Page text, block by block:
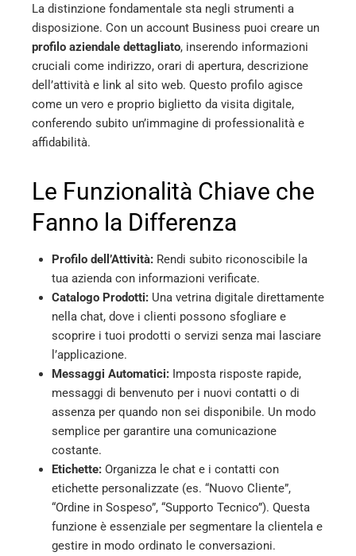
La distinzione fondamentale sta negli strumenti a
disposizione. Con un account Business puoi creare un
profilo aziendale dettagliato, inserendo informazioni
cruciali come indirizzo, orari di apertura, descrizione
dell’attività e link al sito web. Questo profilo agisce
come un vero e proprio biglietto da visita digitale,
conferendo subito un’immagine di professionalità e
affidabilità.
Le Funzionalità Chiave che
Fanno la Differenza
Profilo dell’Attività: Rendi subito riconoscibile la
tua azienda con informazioni verificate.
Catalogo Prodotti: Una vetrina digitale direttamente
nella chat, dove i clienti possono sfogliare e
scoprire i tuoi prodotti o servizi senza mai lasciare
l’applicazione.
Messaggi Automatici: Imposta risposte rapide,
messaggi di benvenuto per i nuovi contatti o di
assenza per quando non sei disponibile. Un modo
semplice per garantire una comunicazione
costante.
Etichette: Organizza le chat e i contatti con
etichette personalizzate (es. “Nuovo Cliente”,
“Ordine in Sospeso”, “Supporto Tecnico”). Questa
funzione è essenziale per segmentare la clientela e
gestire in modo ordinato le conversazioni.